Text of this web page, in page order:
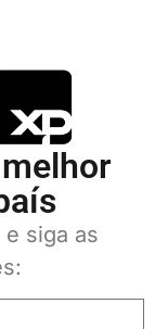
siga as